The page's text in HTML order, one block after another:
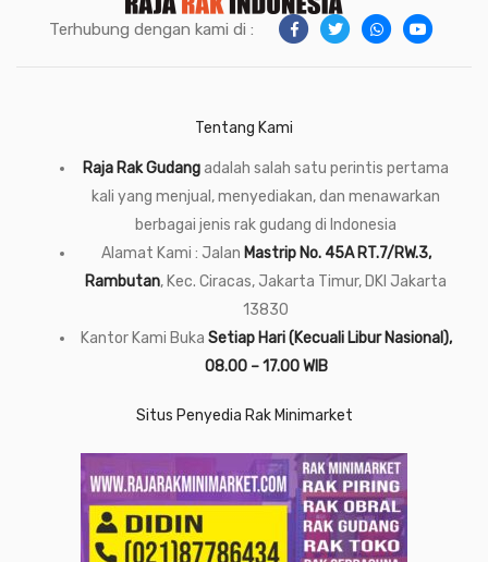
Terhubung dengan kami di :
Tentang Kami
Raja Rak Gudangadalah salah satu perintis pertama
kali yang menjual, menyediakan, dan menawarkan
berbagai jenis rak gudang di Indonesia
Alamat Kami : Jalan Mastrip No. 45A RT.7/RW.3,
Rambutan, Kec. Ciracas, Jakarta Timur, DKI Jakarta
13830
Kantor Kami Buka Setiap Hari (Kecuali Libur Nasional),
08.00 – 17.00 WIB
Situs Penyedia Rak Minimarket